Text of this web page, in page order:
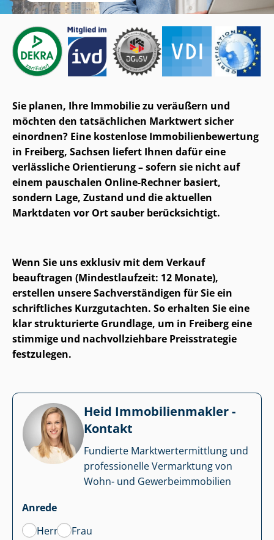
Sie planen, Ihre Immobilie zu veräußern und
möchten den tatsächlichen Marktwert sicher
einordnen? Eine kostenlose Im­mo­bi­li­en­be­wer­tung
in Freiberg, Sachsen liefert Ihnen dafür eine
verlässliche Orientierung – sofern sie nicht auf
einem pauschalen Online-Rechner basiert,
sondern Lage, Zustand und die aktuellen
Marktdaten vor Ort sauber berücksichtigt.
Wenn Sie uns exklusiv mit dem Verkauf
beauftragen (Mindestlaufzeit: 12 Monate),
erstellen unsere Sach­ver­stän­di­gen für Sie ein
schriftliches Kurzgutachten. So erhalten Sie eine
klar strukturierte Grundlage, um in Freiberg eine
stimmige und nach­voll­zieh­ba­re Preisstrategie
festzulegen.
Heid Im­mo­bi­li­en­mak­ler -
Kontakt
Fundierte Markt­wert­ermitt­lung und
professionelle Vermarktung von
Wohn- und Ge­wer­be­im­mo­bi­li­en
Anrede
Herr
Frau